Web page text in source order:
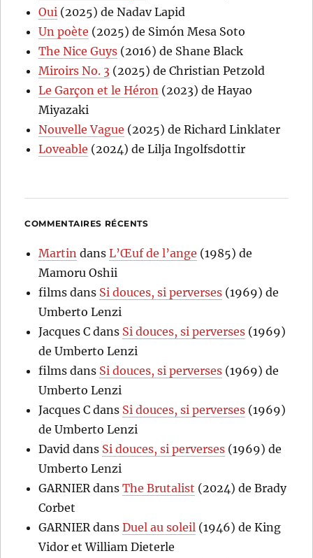
Oui (2025) de Nadav Lapid
Un poète (2025) de Simón Mesa Soto
The Nice Guys (2016) de Shane Black
Miroirs No. 3 (2025) de Christian Petzold
Le Garçon et le Héron (2023) de Hayao
Miyazaki
Nouvelle Vague (2025) de Richard Linklater
Loveable (2024) de Lilja Ingolfsdottir
COMMENTAIRES RÉCENTS
Martin dansL’Œuf de l’ange (1985) de
Mamoru Oshii
films dans Si douces, si perverses (1969) de
Umberto Lenzi
Jacques C dans Si douces, si perverses (1969)
de Umberto Lenzi
films dans Si douces, si perverses (1969) de
Umberto Lenzi
Jacques C dans Si douces, si perverses (1969)
de Umberto Lenzi
David dans Si douces, si perverses (1969) de
Umberto Lenzi
GARNIER dansThe Brutalist (2024) de Brady
Corbet
GARNIER dansDuel au soleil (1946) de King
Vidor et William Dieterle